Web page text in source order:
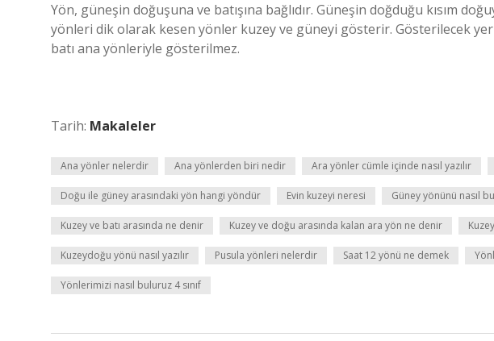
Yön, güneşin doğuşuna ve batışına bağlıdır. Güneşin doğduğu kısım
yönleri dik olarak kesen yönler kuzey ve güneyi gösterir. Gösterilecek
batı ana yönleriyle gösterilmez.
Tarih: Makaleler
Ana yönler nelerdir Ana yönlerden biri nedir Ara yönler cümle içinde nasıl yazılır
Doğu ile güney arasındaki yön hangi yöndür Evin kuzeyi neresi Güney yönünü nasıl
Kuzey ve batı arasında ne denir Kuzey ve doğu arasında kalan ara yön ne denir
Kuzeydoğu yönü nasıl yazılır Pusula yönleri nelerdir Saat 12 yönü ne demek
Yönlerimizi nasıl buluruz 4 sınıf